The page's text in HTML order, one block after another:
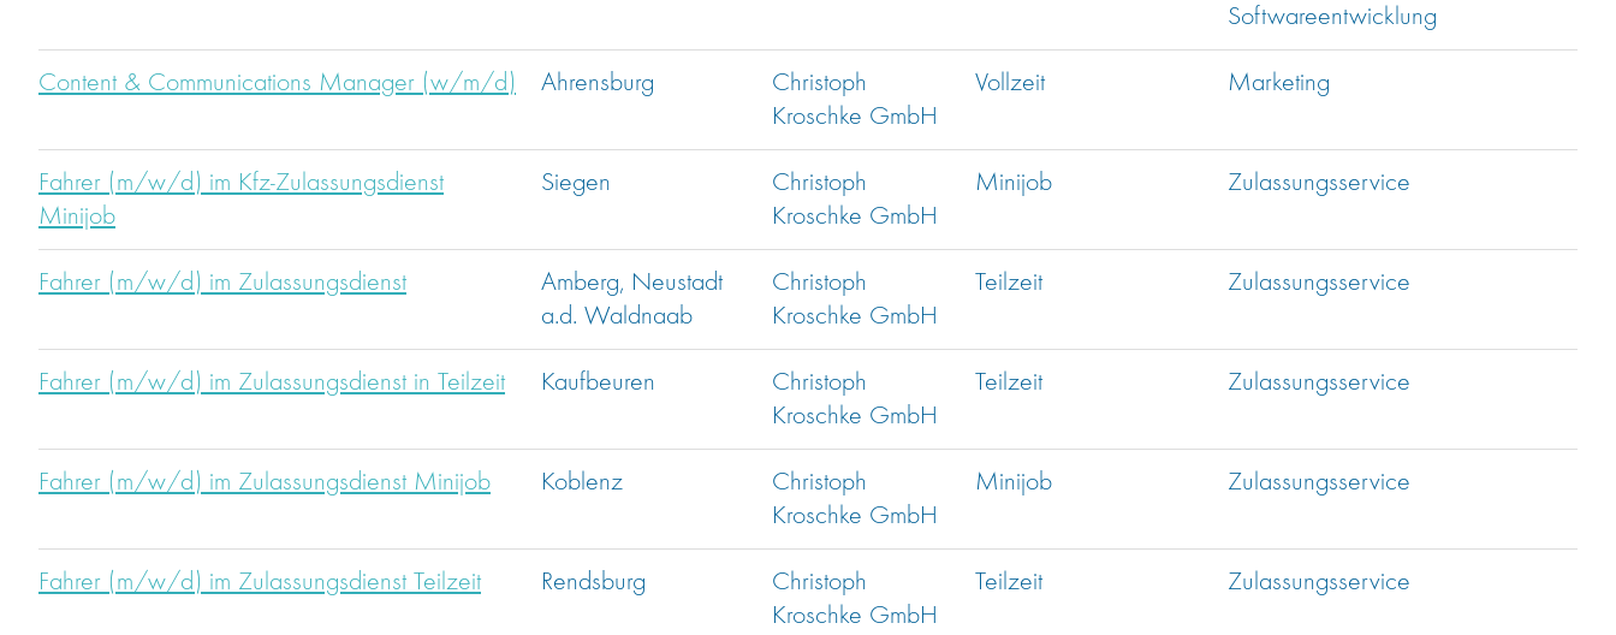
Softwareentwicklung
Content & Communications Manager (w/m/d) Ahrensburg
Christoph
Kroschke GmbH
Vollzeit Marketing
Fahrer (m/w/d) im Kfz-Zulassungsdienst
Minijob
Siegen
Christoph
Kroschke GmbH
Minijob Zulassungsservice
Fahrer (m/w/d) im Zulassungsdienst
Amberg, Neustadt
a.d. Waldnaab
Christoph
Kroschke GmbH
Teilzeit Zulassungsservice
Fahrer (m/w/d) im Zulassungsdienst in Teilzeit Kaufbeuren
Christoph
Kroschke GmbH
Teilzeit Zulassungsservice
Fahrer (m/w/d) im Zulassungsdienst Minijob Koblenz
Christoph
Kroschke GmbH
Minijob Zulassungsservice
Fahrer (m/w/d) im Zulassungsdienst Teilzeit Rendsburg
Christoph
Kroschke GmbH
Teilzeit Zulassungsservice